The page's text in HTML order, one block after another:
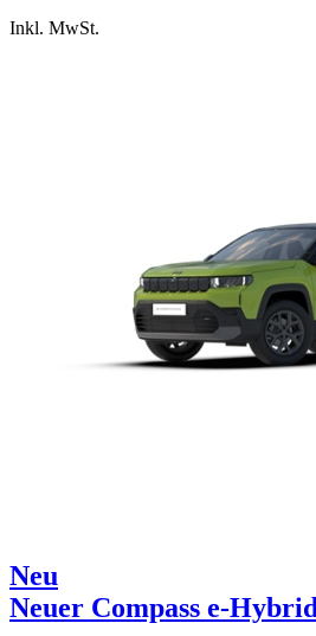
Inkl. MwSt.
Neu
Neuer Compass e-Hybrid